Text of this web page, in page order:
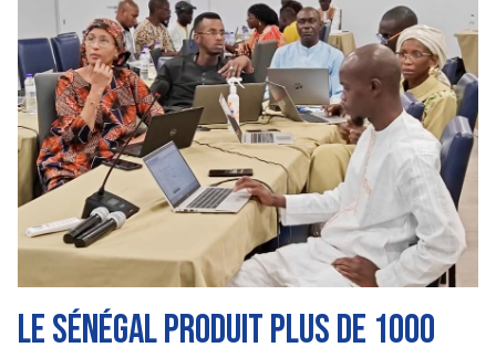
Le Sénégal produit plus de 1000